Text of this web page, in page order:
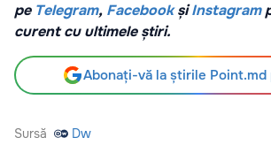
pe Telegram, Facebook șiInstagram
curent cu ultimele știri.
Abonați-vă la știrile Point.md
Sursă Dw